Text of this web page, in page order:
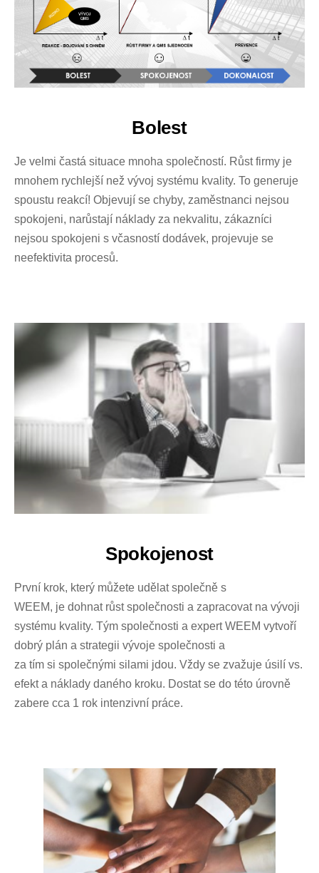
Bolest
Je velmi častá situace mnoha společností. Růst firmy je
mnohem rychlejší než vývoj systému kvality. To generuje
spoustu reakcí! Objevují se chyby, zaměstnanci nejsou
spokojeni, narůstají náklady za nekvalitu, zákazníci
nejsou spokojeni s včasností dodávek, projevuje se
neefektivita procesů.
Spokojenost
První krok, který můžete udělat společně s
WEEM, je dohnat růst společnosti a zapracovat na vývoji
systému kvality. Tým společnosti a expert WEEM vytvoří
dobrý plán a strategii vývoje společnosti a
za tím si společnými silami jdou. Vždy se zvažuje úsilí vs.
efekt a náklady daného kroku. Dostat se do této úrovně
zabere cca 1 rok intenzivní práce.